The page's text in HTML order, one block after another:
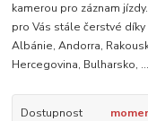
kamerou pro záznam
pro Vás stále čerstvé
Albánie, Andorra,
Hercegovina, Bulharsko, ...
Dostupnost